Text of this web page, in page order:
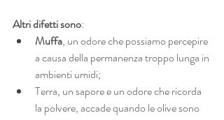
Altri difetti sono:
Muffa, un odore che possiamo percepire
a causa della permanenza troppo lunga in
ambienti umidi;
Terra, un sapore e un odore che ricorda
la polvere, accade quando le olive sono